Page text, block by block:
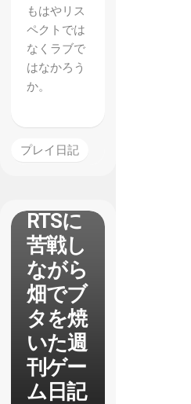
もはやリス
ペクトでは
なくラブで
はなかろう
か。
プレイ日記
【Toot
h and
Tail】
RTSに
苦戦し
ながら
畑でブ
タを焼
いた週
刊ゲー
ム日記